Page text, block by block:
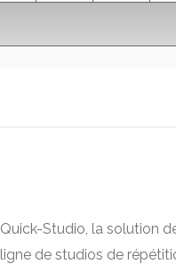
Quick-Studio, la solution
ligne de studios de